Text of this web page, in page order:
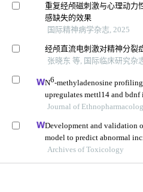
重复经颅磁刺激与心理动力
感缺失的效果
国际精神病学杂志, 2025
经颅直流电刺激对精神分裂
张晓东 等, 国际临床研究杂
N6-methyladenosine
upregulates mettl14 and
Journal of
Development and validation
model to predict abnormal
treated epilepsy
Archives of Toxicology